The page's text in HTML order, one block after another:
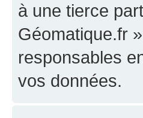
à une tierce
Géomatique.fr
responsables
vos données.